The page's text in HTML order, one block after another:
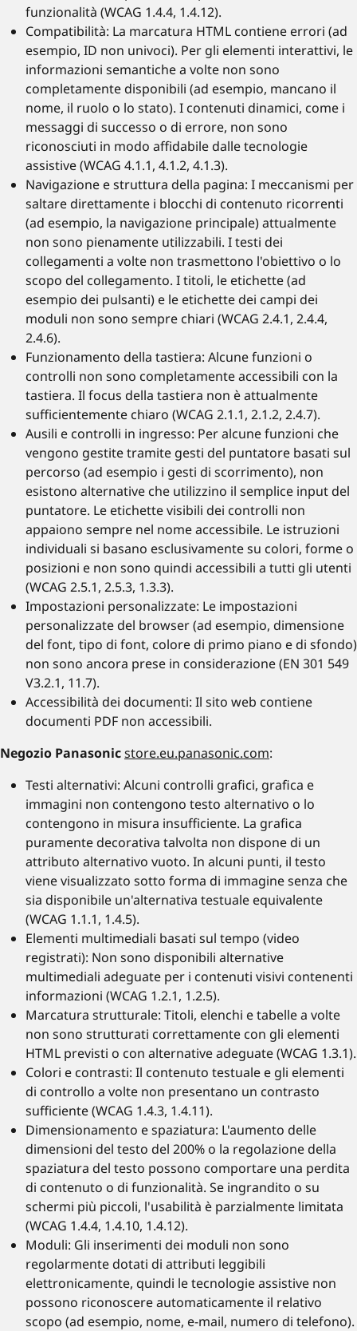
funzionalità (WCAG 1.4.4, 1.4.12).
Compatibilità: La marcatura HTML contiene errori (ad
esempio, ID non univoci). Per gli elementi interattivi, le
informazioni semantiche a volte non sono
completamente disponibili (ad esempio, mancano il
nome, il ruolo o lo stato). I contenuti dinamici, come i
messaggi di successo o di errore, non sono
riconosciuti in modo affidabile dalle tecnologie
assistive (WCAG 4.1.1, 4.1.2, 4.1.3).
Navigazione e struttura della pagina: I meccanismi per
saltare direttamente i blocchi di contenuto ricorrenti
(ad esempio, la navigazione principale) attualmente
non sono pienamente utilizzabili. I testi dei
collegamenti a volte non trasmettono l'obiettivo o lo
scopo del collegamento. I titoli, le etichette (ad
esempio dei pulsanti) e le etichette dei campi dei
moduli non sono sempre chiari (WCAG 2.4.1, 2.4.4,
2.4.6).
Funzionamento della tastiera: Alcune funzioni o
controlli non sono completamente accessibili con la
tastiera. Il focus della tastiera non è attualmente
sufficientemente chiaro (WCAG 2.1.1, 2.1.2, 2.4.7).
Ausili e controlli in ingresso: Per alcune funzioni che
vengono gestite tramite gesti del puntatore basati sul
percorso (ad esempio i gesti di scorrimento), non
esistono alternative che utilizzino il semplice input del
puntatore. Le etichette visibili dei controlli non
appaiono sempre nel nome accessibile. Le istruzioni
individuali si basano esclusivamente su colori, forme o
posizioni e non sono quindi accessibili a tutti gli utenti
(WCAG 2.5.1, 2.5.3, 1.3.3).
Impostazioni personalizzate: Le impostazioni
personalizzate del browser (ad esempio, dimensione
del font, tipo di font, colore di primo piano e di sfondo)
non sono ancora prese in considerazione (EN 301 549
V3.2.1, 11.7).
Accessibilità dei documenti: Il sito web contiene
documenti PDF non accessibili.
Negozio Panasonicstore.eu.panasonic.com:
Testi alternativi: Alcuni controlli grafici, grafica e
immagini non contengono testo alternativo o lo
contengono in misura insufficiente. La grafica
puramente decorativa talvolta non dispone di un
attributo alternativo vuoto. In alcuni punti, il testo
viene visualizzato sotto forma di immagine senza che
sia disponibile un'alternativa testuale equivalente
(WCAG 1.1.1, 1.4.5).
Elementi multimediali basati sul tempo (video
registrati): Non sono disponibili alternative
multimediali adeguate per i contenuti visivi contenenti
informazioni (WCAG 1.2.1, 1.2.5).
Marcatura strutturale: Titoli, elenchi e tabelle a volte
non sono strutturati correttamente con gli elementi
HTML previsti o con alternative adeguate (WCAG 1.3.1).
Colori e contrasti: Il contenuto testuale e gli elementi
di controllo a volte non presentano un contrasto
sufficiente (WCAG 1.4.3, 1.4.11).
Dimensionamento e spaziatura: L'aumento delle
dimensioni del testo del 200% o la regolazione della
spaziatura del testo possono comportare una perdita
di contenuto o di funzionalità. Se ingrandito o su
schermi più piccoli, l'usabilità è parzialmente limitata
(WCAG 1.4.4, 1.4.10, 1.4.12).
Moduli: Gli inserimenti dei moduli non sono
regolarmente dotati di attributi leggibili
elettronicamente, quindi le tecnologie assistive non
possono riconoscere automaticamente il relativo
scopo (ad esempio, nome, e-mail, numero di telefono).